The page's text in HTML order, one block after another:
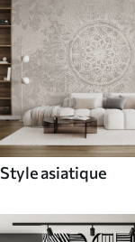
Style asiatique